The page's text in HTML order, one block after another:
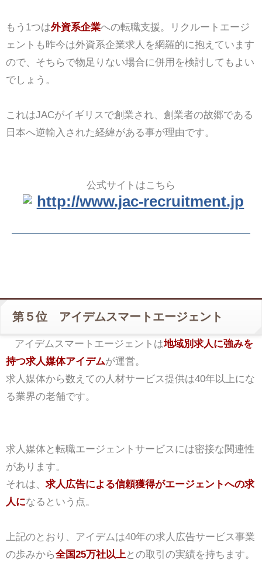
もう1つは外資系企業への転職支援。リクルートエージ
ェントも昨今は外資系企業求人を網羅的に抱えています
ので、そちらで物足りない場合に併用を検討してもよい
でしょう。
これはJACがイギリスで創業され、創業者の故郷である
日本へ逆輸入された経緯がある事が理由です。
公式サイトはこちら
http://www.jac-recruitment.jp
第５位 アイデムスマートエージェント
アイデムスマートエージェントは地域別求人に強みを
持つ求人媒体アイデムが運営。
求人媒体から数えての人材サービス提供は40年以上にな
る業界の老舗です。
求人媒体と転職エージェントサービスには密接な関連性
があります。
それは、 求人広告による信頼獲得がエージェントへの求
人になるという点。
上記のとおり、アイデムは40年の求人広告サービス事業
の歩みから全国25万社以上 との取引の実績を持ちます。